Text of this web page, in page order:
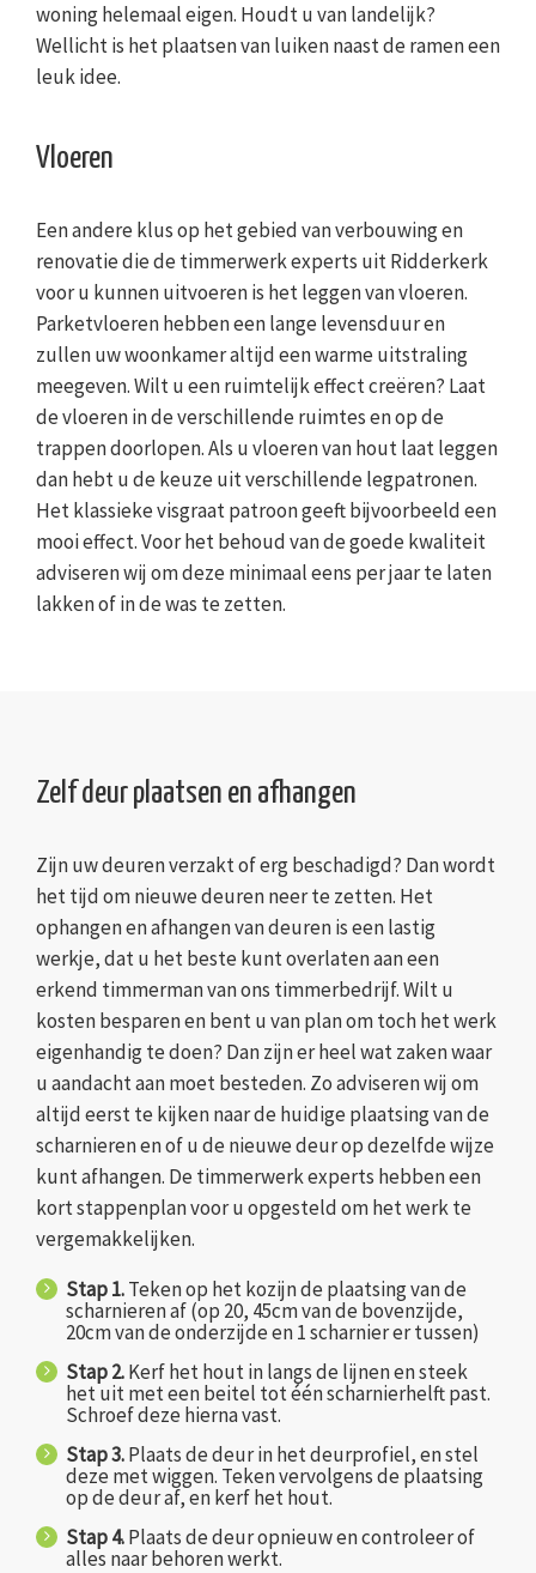
woning helemaal eigen. Houdt u van landelijk?
Wellicht is het plaatsen van luiken naast de ramen een
leuk idee.
Vloeren
Een andere klus op het gebied van verbouwing en
renovatie die de timmerwerk experts uit Ridderkerk
voor u kunnen uitvoeren is het leggen van vloeren.
Parketvloeren hebben een lange levensduur en
zullen uw woonkamer altijd een warme uitstraling
meegeven. Wilt u een ruimtelijk effect creëren? Laat
de vloeren in de verschillende ruimtes en op de
trappen doorlopen. Als u vloeren van hout laat leggen
dan hebt u de keuze uit verschillende legpatronen.
Het klassieke visgraat patroon geeft bijvoorbeeld een
mooi effect. Voor het behoud van de goede kwaliteit
adviseren wij om deze minimaal eens per jaar te laten
lakken of in de was te zetten.
Zelf deur plaatsen en afhangen
Zijn uw deuren verzakt of erg beschadigd? Dan wordt
het tijd om nieuwe deuren neer te zetten. Het
ophangen en afhangen van deuren is een lastig
werkje, dat u het beste kunt overlaten aan een
erkend timmerman van ons timmerbedrijf. Wilt u
kosten besparen en bent u van plan om toch het werk
eigenhandig te doen? Dan zijn er heel wat zaken waar
u aandacht aan moet besteden. Zo adviseren wij om
altijd eerst te kijken naar de huidige plaatsing van de
scharnieren en of u de nieuwe deur op dezelfde wijze
kunt afhangen. De timmerwerk experts hebben een
kort stappenplan voor u opgesteld om het werk te
vergemakkelijken.
Stap 1.Teken op het kozijn de plaatsing van de
scharnieren af (op 20, 45cm van de bovenzijde,
20cm van de onderzijde en 1 scharnier er tussen)
Stap 2.Kerf het hout in langs de lijnen en steek
het uit met een beitel tot één scharnierhelft past.
Schroef deze hierna vast.
Stap 3.Plaats de deur in het deurprofiel, en stel
deze met wiggen. Teken vervolgens de plaatsing
op de deur af, en kerf het hout.
Stap 4.Plaats de deur opnieuw en controleer of
alles naar behoren werkt.